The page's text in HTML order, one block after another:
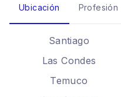
Ubicación Profesión
Santiago
Las Condes
Temuco